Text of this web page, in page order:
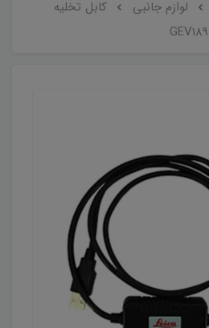
لوازم جانبی
کابل تخلیه